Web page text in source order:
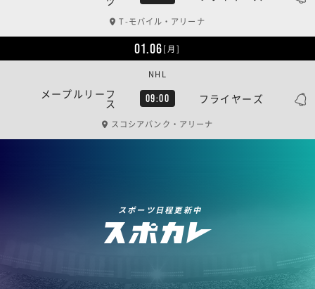
T-モバイル・アリーナ
01.06[月]
メープルリーフ
ス 09:00 フライヤーズ
NHL
スコシアバンク・アリーナ
スポーツ日程更新中